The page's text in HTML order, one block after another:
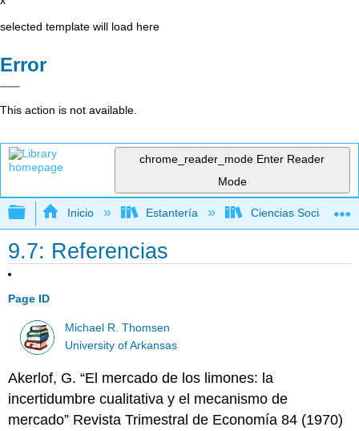
selected template will load here
Error
This action is not available.
chrome_reader_mode Enter Reader
Mode
Expandir/contraer jerarquía global
Inicio Estantería Ciencias Sociales
9.7: Referencias
Page ID
Michael R. Thomsen
University of Arkansas
Akerlof, G. “El mercado de los limones: la
incertidumbre cualitativa y el mecanismo de
mercado” Revista Trimestral de Economía 84 (1970)